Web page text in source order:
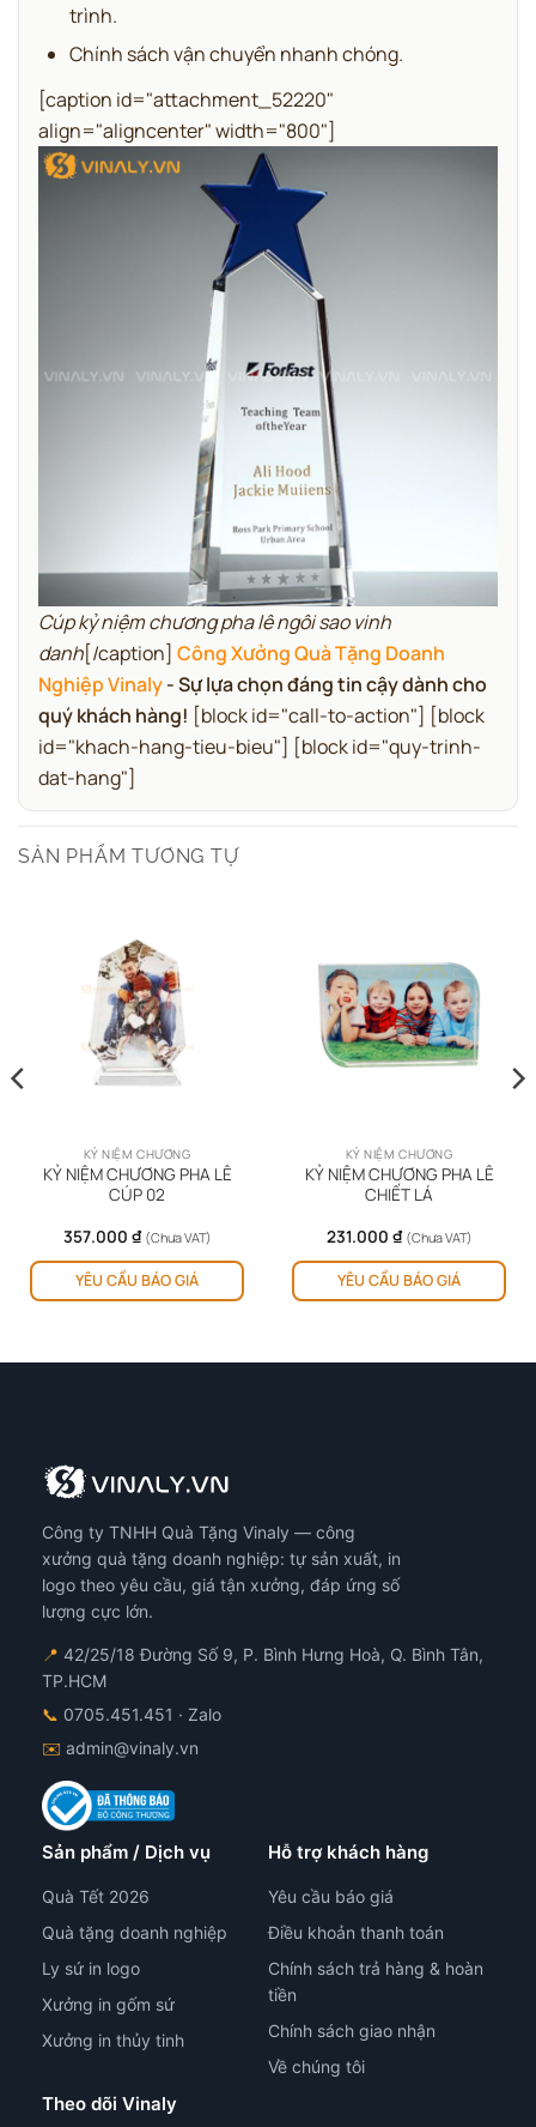
trình.
Chính sách vận chuyển nhanh chóng.
[caption id="attachment_52220"
align="aligncenter" width="800"]
Cúp kỷ niệm chương pha lê ngôi sao vinh
danh[/caption] Công Xưởng Quà Tặng Doanh
Nghiệp Vinaly- Sự lựa chọn đáng tin cậy dành cho
quý khách hàng! [block id="call-to-action"] [block
id="khach-hang-tieu-bieu"] [block id="quy-trinh-
dat-hang"]
SẢN PHẨM TƯƠNG TỰ
KỶ NIỆM CHƯƠNG
KỶ NIỆM CHƯƠNG PHA LÊ
CÚP 02
357.000 ₫ (Chưa VAT)
YÊU CẦU BÁO GIÁ
KỶ NIỆM CHƯƠNG
KỶ NIỆM CHƯƠNG PHA LÊ
CHIẾT LÁ
231.000 ₫ (Chưa VAT)
YÊU CẦU BÁO GIÁ
Công ty TNHH Quà Tặng Vinaly — công
xưởng quà tặng doanh nghiệp: tự sản xuất, in
logo theo yêu cầu, giá tận xưởng, đáp ứng số
lượng cực lớn.
📍 42/25/18 Đường Số 9, P. Bình Hưng Hoà, Q. Bình Tân,
TP.HCM
📞 0705.451.451 · Zalo
✉️ admin@vinaly.vn
Sản phẩm / Dịch vụ
Quà Tết 2026
Quà tặng doanh nghiệp
Ly sứ in logo
Xưởng in gốm sứ
Xưởng in thủy tinh
Hỗ trợ khách hàng
Yêu cầu báo giá
Điều khoản thanh toán
Chính sách trả hàng & hoàn
tiền
Chính sách giao nhận
Về chúng tôi
Theo dõi Vinaly